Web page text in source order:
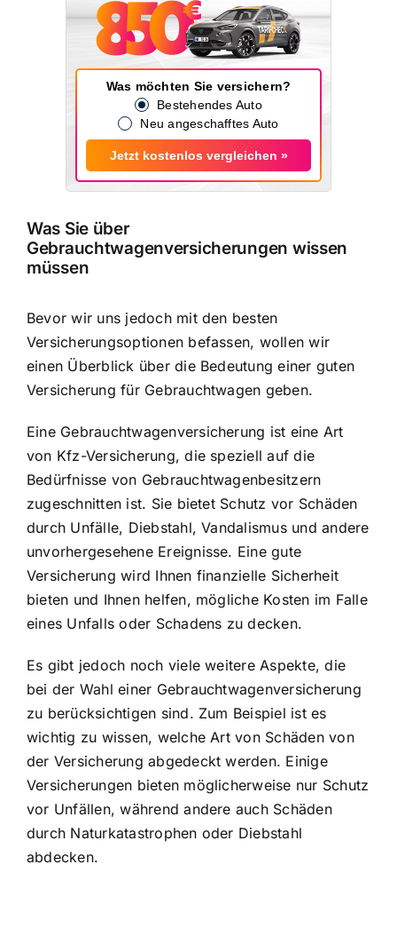
Was möchten Sie versichern?
Bestehendes Auto
Neu angeschafftes Auto
Jetzt kostenlos vergleichen »
Was Sie über
Gebrauchtwagenversicherungen wissen
müssen
Bevor wir uns jedoch mit den besten
Versicherungsoptionen befassen, wollen wir
einen Überblick über die Bedeutung einer guten
Versicherung für Gebrauchtwagen geben.
Eine Gebrauchtwagenversicherung ist eine Art
von Kfz-Versicherung, die speziell auf die
Bedürfnisse von Gebrauchtwagenbesitzern
zugeschnitten ist. Sie bietet Schutz vor Schäden
durch Unfälle, Diebstahl, Vandalismus und andere
unvorhergesehene Ereignisse. Eine gute
Versicherung wird Ihnen finanzielle Sicherheit
bieten und Ihnen helfen, mögliche Kosten im Falle
eines Unfalls oder Schadens zu decken.
Es gibt jedoch noch viele weitere Aspekte, die
bei der Wahl einer Gebrauchtwagenversicherung
zu berücksichtigen sind. Zum Beispiel ist es
wichtig zu wissen, welche Art von Schäden von
der Versicherung abgedeckt werden. Einige
Versicherungen bieten möglicherweise nur Schutz
vor Unfällen, während andere auch Schäden
durch Naturkatastrophen oder Diebstahl
abdecken.